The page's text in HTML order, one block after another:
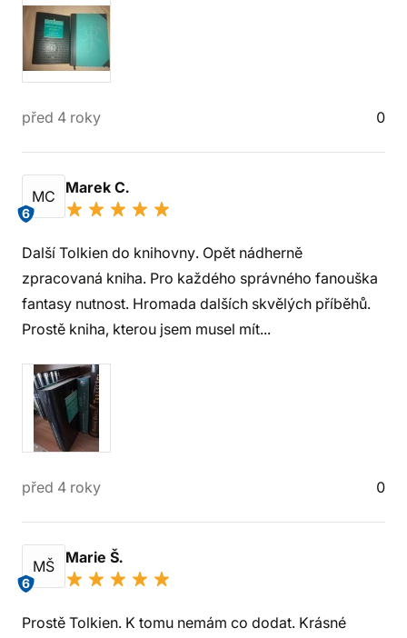
před 4 roky 0
MC
6
Marek C.
Další Tolkien do knihovny. Opět nádherně
zpracovaná kniha. Pro každého správného fanouška
fantasy nutnost. Hromada dalších skvělých příběhů.
Prostě kniha, kterou jsem musel mít...
před 4 roky 0
MŠ
6
Marie Š.
Prostě Tolkien. K tomu nemám co dodat. Krásné